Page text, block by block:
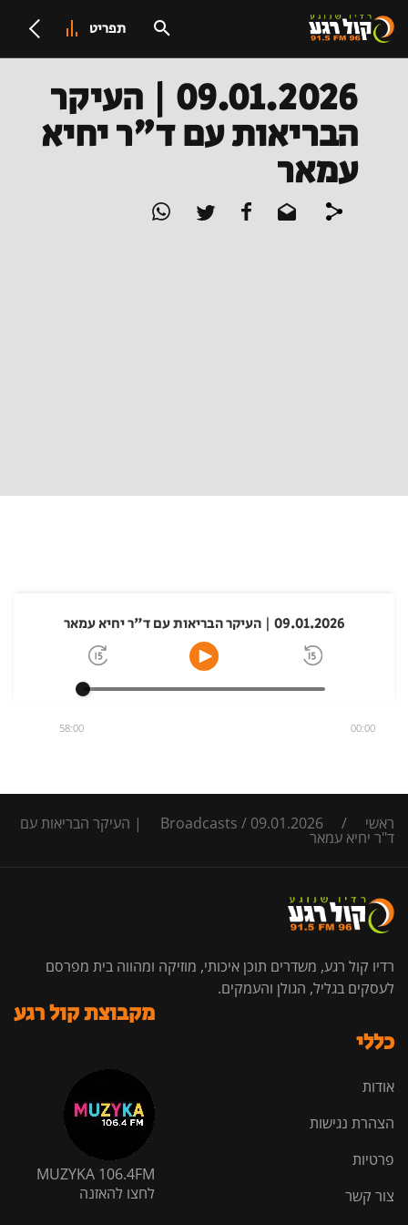
תפריט
09.01.2026 | העיקר
הבריאות עם ד"ר יחיא
עמאר
09.01.2026 | העיקר הבריאות עם ד"ר יחיא עמאר
00:00
58:00
ראשי /
Broadcasts / 09.01.2026 | העיקר הבריאות עם
ד"ר יחיא עמאר
רדיו קול רגע, משדרים תוכן איכותי, מוזיקה ומהווה בית מפרסם
לעסקים בגליל, הגולן והעמקים.
כללי
אודות
הצהרת נגישות
פרטיות
צור קשר
מקבוצת קול רגע
MUZYKA 106.4FM
לחצו להאזנה